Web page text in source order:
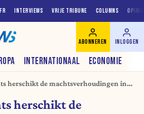
FR INTERVIEWS VRIJE TRIBUNE COLUMNS
INTERNATIONAAL ECONOMIE
ABONNEREN INLOGGEN
herschikt de machtsverhoudingen in
herschikt de